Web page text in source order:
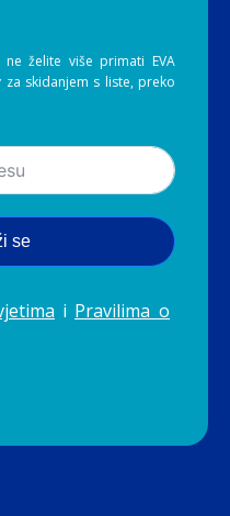
želite više primati EVA
skidanjem s liste, preko
se
i Pravilima o